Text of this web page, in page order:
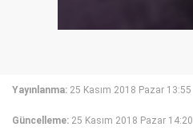
Yayınlanma: 25 Kasım 2018 Pazar 13:55
Güncelleme: 25 Kasım 2018 Pazar 14:20